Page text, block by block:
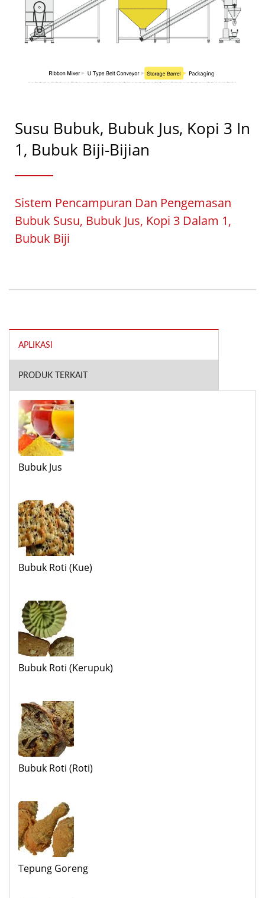
Susu Bubuk, Bubuk Jus, Kopi 3 In
1, Bubuk Biji-Bijian
Sistem Pencampuran Dan Pengemasan
Bubuk Susu, Bubuk Jus, Kopi 3 Dalam 1,
Bubuk Biji
APLIKASI
PRODUK TERKAIT
Bubuk Jus
Bubuk Roti (Kue)
Bubuk Roti (Kerupuk)
Bubuk Roti (Roti)
Tepung Goreng